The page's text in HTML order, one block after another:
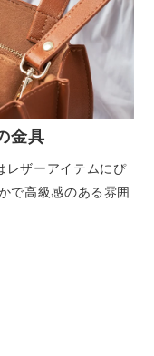
金具
レザーアイテムにぴ
で高級感のある雰囲